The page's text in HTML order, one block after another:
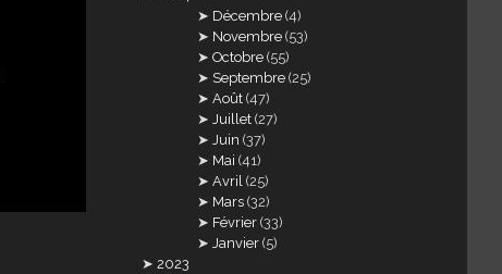
Décembre (4)
Novembre (53)
Octobre (55)
Septembre (25)
Août (47)
Juillet (27)
Juin (37)
Mai (41)
Avril (25)
Mars (32)
Février (33)
Janvier (5)
2023